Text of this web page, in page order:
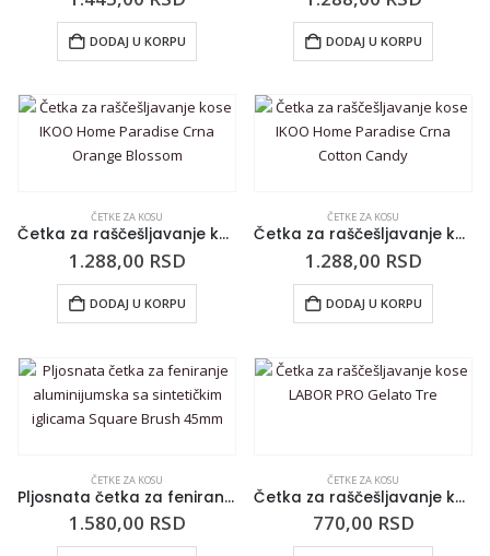
DODAJ U KORPU DODAJ U KORPU
ČETKE ZA KOSU
Četka za raščešljavanje kose IKOO Home Paradise Crna Orange Blossom
1.288,00 RSD
DODAJ U KORPU
ČETKE ZA KOSU
Četka za raščešljavanje kose IKOO Home Paradise Crna Cotton Candy
1.288,00 RSD
DODAJ U KORPU
ČETKE ZA KOSU
Pljosnata četka za feniranje aluminijumska sa sintetičkim iglicama Square Brush 45mm
1.580,00 RSD
ČETKE ZA KOSU
Četka za raščešljavanje kose LABOR PRO Gelato Tre
770,00 RSD